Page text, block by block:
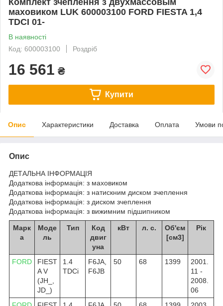
маховиком LUK 600003100 FORD FIESTA 1,4
TDCI 01-
В наявності
Код: 600003100
Роздріб
16 561 ₴
Купити
Опис Характеристики Доставка Оплата Умови
Опис
ДЕТАЛЬНА ІНФОРМАЦІЯ
Додаткова інформація: з маховиком
Додаткова інформація: з натискним диском зчеплення
Додаткова інформація: з диском зчеплення
Додаткова інформація: з вижимним підшипником
Марк
а
Моде
ль
Тип
Код
двиг
уна
кВт л. с.
Об'єм
[см3]
Рік
FORD
FIEST
A V
(JH_,
JD_)
1.4
TDCi
F6JA,
F6JB
50 68 1399
2001.
11 -
2008.
06